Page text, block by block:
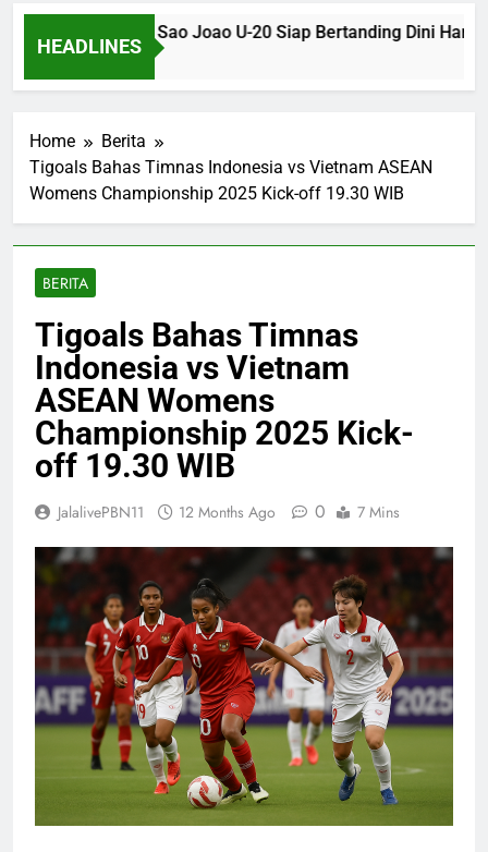
HEADLINES
SP U-20 dan Sao Joao U-20 Siap Bertanding Dini Hari
Ago
Home
Berita
Tigoals Bahas Timnas Indonesia vs Vietnam ASEAN
Womens Championship 2025 Kick-off 19.30 WIB
BERITA
Tigoals Bahas Timnas
Indonesia vs Vietnam
ASEAN Womens
Championship 2025 Kick-
off 19.30 WIB
JalalivePBN11 12 Months Ago 0 7 Mins